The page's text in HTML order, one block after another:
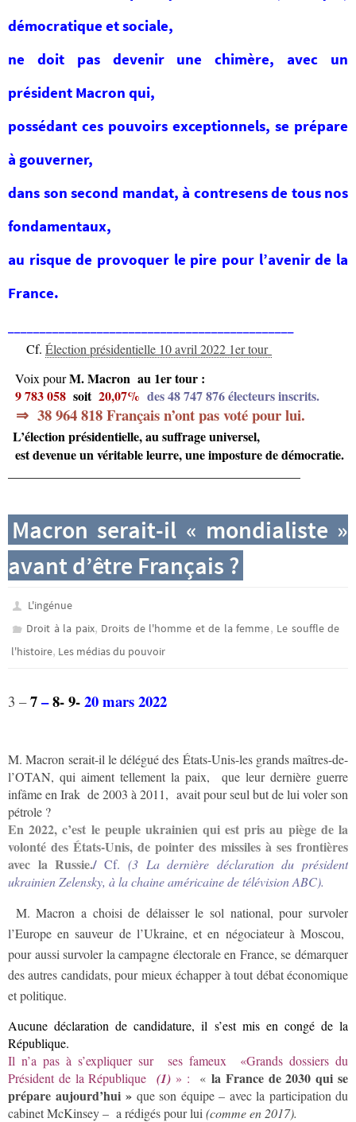
démocratique et sociale,
ne doit pas devenir une chimère, avec un
président Macron qui,
possédant ces pouvoirs exceptionnels, se prépare
à gouverner,
dans son second mandat, à contresens de tous nos
fondamentaux,
au risque de provoquer le pire pour l’avenir de la
France.
Cf. Élection présidentielle 10 avril 2022 1er tour
Voix pourM. Macron au 1er tour :
9 783 058 soit 20,07% des48 747 876électeurs inscrits.
⇒ 38 964 818 Français n’ont pas voté pour lui.
L’élection présidentielle, au suffrage universel,
est devenue un véritable leurre, une imposture de démocratie.
Macron serait-il « mondialiste »
avant d’être Français ?
L'ingénue
Droit à la paix, Droits de l'homme et de la femme, Le souffle de
l'histoire, Les médias du pouvoir
3 –7–8- 9-20mars 2022
M. Macron serait-il le délégué des États-Unis-les grands maîtres-de-
l’OTAN, qui aiment tellement la paix, que leur dernière guerre
infâme en Irak de 2003 à 2011, avait pour seul but de lui voler son
pétrole ?
En 2022, c’est le peuple ukrainien qui est pris au piège de la
volonté des États-Unis, de pointer des missiles à ses frontières
avec la Russie./ Cf.(3 La dernière déclaration du président
ukrainien Zelensky, à la chaine américaine de télévision ABC).
M. Macron a choisi de délaisser le sol national, pour survoler
l’Europe en sauveur de l’Ukraine, et en négociateur à Moscou,
pour aussi survoler la campagne électorale en France, se démarquer
des autres candidats, pour mieux échapper à tout débat économique
et politique.
Aucune déclaration de candidature, il s’est mis en congé de la
République.
Il n’a pas à s’expliquer sur
ses fameux «Grands dossiers du
Président de la République (1) » : «la France de 2030 qui se
prépare aujourd’hui » que son équipe – avec la participation du
cabinet McKinsey – a rédigés pour lui (comme en 2017).